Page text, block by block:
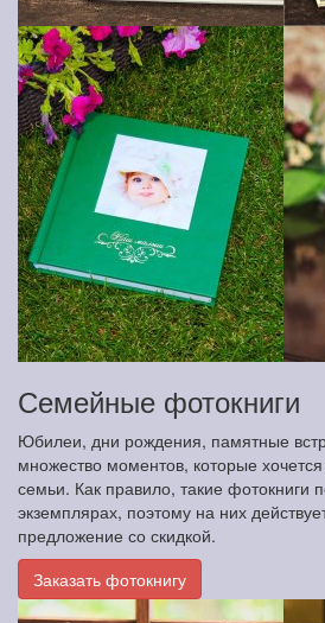
Семейные фотокниги
Юбилеи, дни рождения, памятные
множество моментов, которые хочется
семьи. Как правило, такие фотокниги
экземплярах, поэтому на них
предложение со скидкой.
Заказать фотокнигу